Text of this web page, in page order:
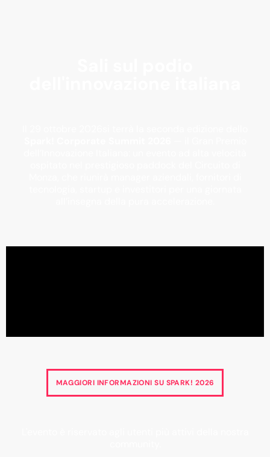
MAGGIORI INFORMAZIONI SU SPARK! 2026